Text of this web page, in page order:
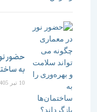
حضور نور
به
/